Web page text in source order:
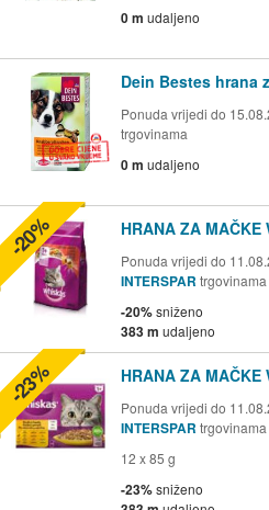
0 m udaljeno
Dein Bestes hrana
Ponuda vrijedi do
trgovinama
0 m udaljeno
HRANA ZA MAČKE
Ponuda vrijedi do
INTERSPAR trgovinama
-20%sniženo
383 m udaljeno
-20%
HRANA ZA MAČKE
Ponuda vrijedi do
INTERSPAR trgovinama
12 x 85 g
-23%sniženo
-23%